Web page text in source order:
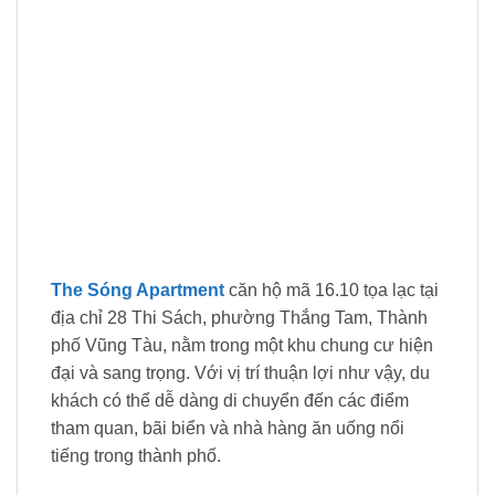
The Sóng Apartment căn hộ mã 16.10 tọa lạc tại
địa chỉ 28 Thi Sách, phường Thắng Tam, Thành
phố Vũng Tàu, nằm trong một khu chung cư hiện
đại và sang trọng. Với vị trí thuận lợi như vậy, du
khách có thể dễ dàng di chuyển đến các điểm
tham quan, bãi biển và nhà hàng ăn uống nổi
tiếng trong thành phố.